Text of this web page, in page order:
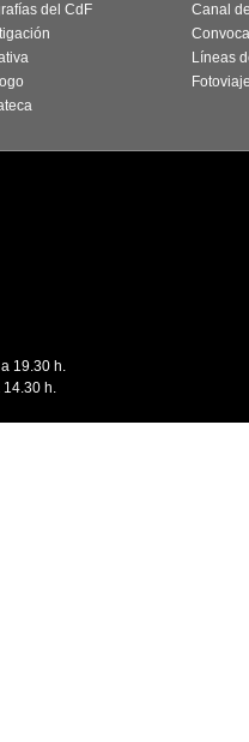
del CdF
Canal
Líneas
19.30 h.
14.30 h.